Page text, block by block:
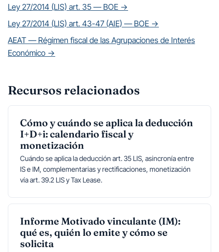
Ley 27/2014 (LIS) art. 35 — BOE →
Ley 27/2014 (LIS) art. 43-47 (AIE) — BOE →
AEAT — Régimen fiscal de las Agrupaciones de Interés
Económico →
Recursos relacionados
Cómo y cuándo se aplica la deducción
I+D+i: calendario fiscal y
monetización
Cuándo se aplica la deducción art. 35 LIS, asincronía entre
IS e IM, complementarias y rectificaciones, monetización
vía art. 39.2 LIS y Tax Lease.
Informe Motivado vinculante (IM):
qué es, quién lo emite y cómo se
solicita